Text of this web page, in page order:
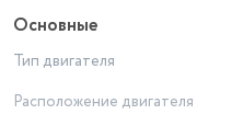
Основные
Тип двигателя
Расположение двигателя